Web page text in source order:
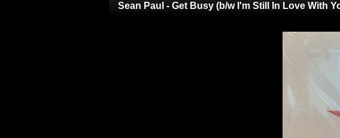
Sean Paul - Get Busy (b/w I'm Still In Love With